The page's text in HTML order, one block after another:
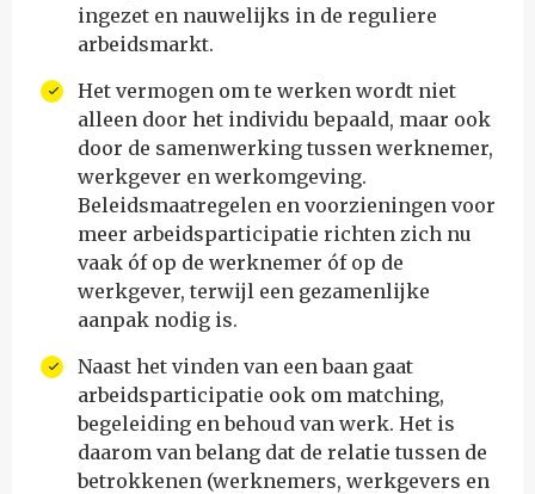
ingezet en nauwelijks in de reguliere
arbeidsmarkt.
Het vermogen om te werken wordt niet
alleen door het individu bepaald, maar ook
door de samenwerking tussen werknemer,
werkgever en werkomgeving.
Beleidsmaatregelen en voorzieningen voor
meer arbeidsparticipatie richten zich nu
vaak óf op de werknemer óf op de
werkgever, terwijl een gezamenlijke
aanpak nodig is.
Naast het vinden van een baan gaat
arbeidsparticipatie ook om matching,
begeleiding en behoud van werk. Het is
daarom van belang dat de relatie tussen de
betrokkenen (werknemers, werkgevers en